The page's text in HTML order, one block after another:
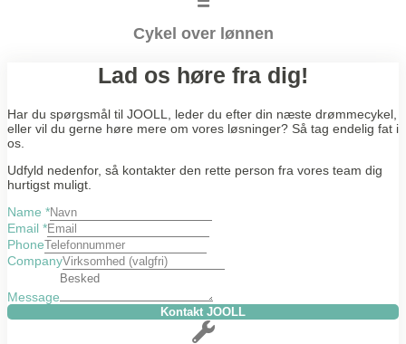
Cykel over lønnen
Lad os høre fra dig!
Har du spørgsmål til JOOLL, leder du efter din næste drømmecykel,
eller vil du gerne høre mere om vores løsninger? Så tag endelig fat i
os.
Udfyld nedenfor, så kontakter den rette person fra vores team dig
hurtigst muligt.
Name *
Email *
Phone
Company
Message
Kontakt JOOLL